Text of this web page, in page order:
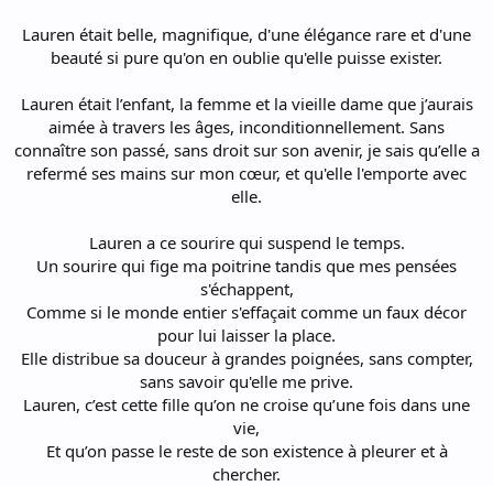
Lauren était belle, magnifique, d'une élégance rare et d'une
beauté si pure qu'on en oublie qu'elle puisse exister.
Lauren était l’enfant, la femme et la vieille dame que j’aurais
aimée à travers les âges, inconditionnellement. Sans
connaître son passé, sans droit sur son avenir, je sais qu’elle a
refermé ses mains sur mon cœur, et qu'elle l'emporte avec
elle.
Lauren a ce sourire qui suspend le temps.
Un sourire qui fige ma poitrine tandis que mes pensées
s'échappent,
Comme si le monde entier s'effaçait comme un faux décor
pour lui laisser la place.
Elle distribue sa douceur à grandes poignées, sans compter,
sans savoir qu'elle me prive.
Lauren, c’est cette fille qu’on ne croise qu’une fois dans une
vie,
Et qu’on passe le reste de son existence à pleurer et à
chercher.